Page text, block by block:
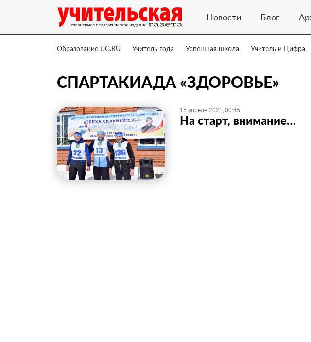
Новости Блог
Образование UG.RU Учитель года Успешная школа Учитель и Цифра
СПАРТАКИАДА «ЗДОРОВЬЕ»
15 апреля 2021, 00:45
На старт, внимание…